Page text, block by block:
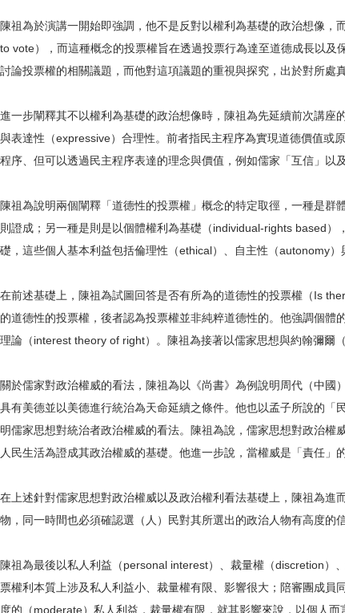
陳祖為於演講一開始即強調，他不是反對以權利為基礎的政治想像
to vote），而這種概念的投票權旨在透過投票行為達至道德成長以
討論投票權的相關議題，而他對這項議題的重視與探究，出於對所處
進一步闡釋其不以權利為基礎的政治想像時，陳祖為先延續前次講座
與表達性（expressive）合理性。前者指民主程序為實現道德價值或
程序、但可以透過民主程序表達的理念與價值，例如儒家「互信」以
陳祖為說明兩個闡釋「道德性的投票權」概念的特定取徑，一種是
則證成；另一種是則是以個體權利為基礎（individual-rights based
礎，這些個人基本利益包括倫理性（ethical）、自主性（autonomy
在前述基礎上，陳祖為試圖回答是否有所為的道德性的投票權（Is
的道德性的投票權，後者認為投票權並非純粹道德性的。他強調個
理論（interest theory of right）。陳祖為接著以儒家思想與約翰彌爾
關於儒家對政治權威的看法，陳祖為以《尚書》為例說明周代（中
具有美德並以美德進行統治為天命延續之條件。他也以孟子所說的
明儒家思想對統治者政治權威的看法。陳祖為說，儒家思想對政治
人民生活為證成其政治權威的基礎。他進一步說，當權威是「責任」
在上述針對儒家思想對政治權威以及政治權利看法基礎上，陳祖為
物，同一時間也必須確認選（人）民對其所選出的政治人物有高度的
陳祖為最後以私人利益（personal interest）、裁量權（discretion
票權利本質上涉及私人利益小、裁量權有限、影響很大；陪審團成
度的（moderate）私人利益，裁量權有限，就其影響來說，以個人